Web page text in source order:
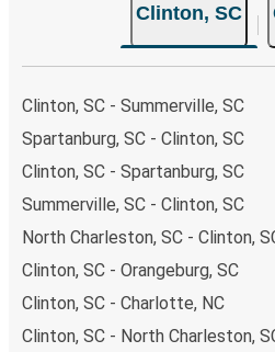
Clinton, SC
Clinton, SC - Summerville, SC
Spartanburg, SC - Clinton, SC
Clinton, SC - Spartanburg, SC
Summerville, SC - Clinton, SC
North Charleston, SC - Clinton,
Clinton, SC - Orangeburg, SC
Clinton, SC - Charlotte, NC
Clinton, SC - North Charleston,